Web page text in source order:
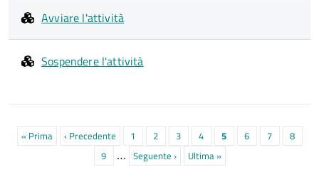
Avviare l'attività
Sospendere l'attività
Paginazione
Prima
« Prima
Pagina
precedente
‹ Precedente Pagina
1 Pagina
2 Pagina
3 Pagina
4
Pagina
5 Pagina
6 Pagina
7 Pagina
8
Pagina
9 … Prossima
Seguente ›
Ultima
Ultima »